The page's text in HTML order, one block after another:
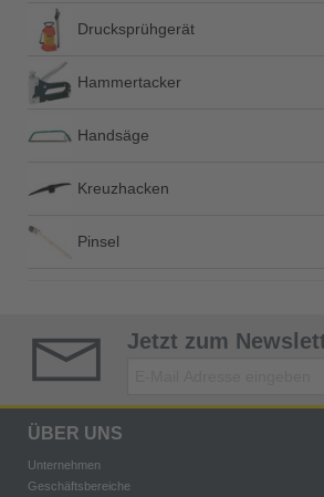
Drucksprühgerät
Hammertacker
Handsäge
Kreuzhacken
Pinsel
Jetzt zum
ÜBER UNS
Unternehmen
Geschäftsbereiche